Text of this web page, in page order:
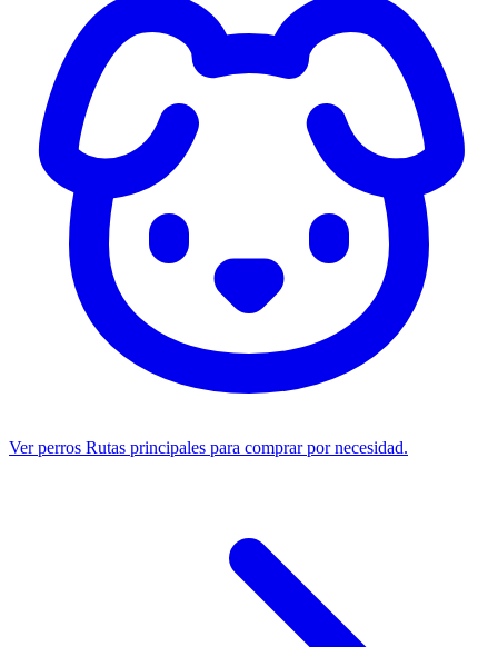
Ver perros Rutas principales para comprar por necesidad.